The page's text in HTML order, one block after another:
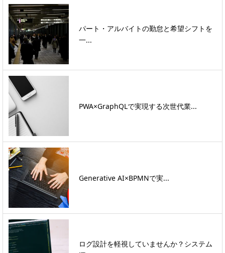
パート・アルバイトの勤怠と希望シフトを
一...
PWA×GraphQLで実現する次世代業...
Generative AI×BPMNで実...
ログ設計を軽視していませんか？システム